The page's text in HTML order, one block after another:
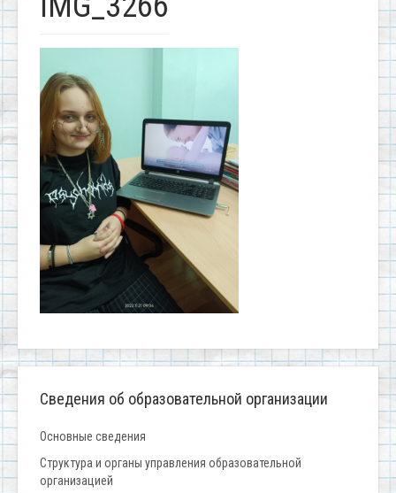
Сведения об образовательной организации
Основные сведения
Структура и органы управления образовательной
организацией